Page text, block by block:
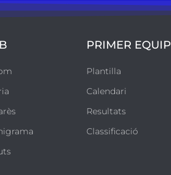
PRIMER EQUIP
Plantilla
Calendari
Resultats
Classificació